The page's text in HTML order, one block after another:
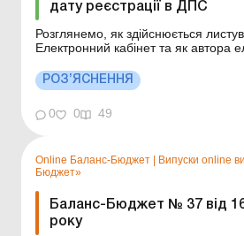
дату реєстрації в ДПС
Розглянемо, як здійснюється
Електронний кабінет та як автора
дату реєстрації в контролюючому
надання відповіді (на лист, запит,
отримання індивідуальної
РОЗ’ЯСНЕННЯ
0 0 49
Online Баланс-Бюджет | Випуски online
Бюджет»
Баланс-Бюджет № 37 від
року